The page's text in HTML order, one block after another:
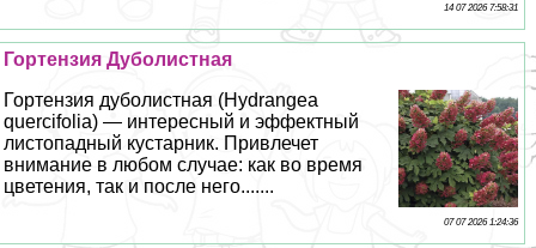
14 07 2026 7:58:31
Гортензия Дуболистная
Гортензия дуболистная (Hydrangea
quercifolia) — интересный и эффектный
листопадный кустарник. Привлечет
внимание в любом случае: как во время
цветения, так и после него.......
07 07 2026 1:24:36